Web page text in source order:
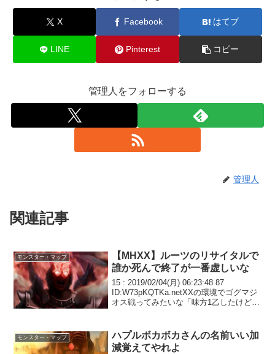
X Facebook はてブ
LINE Pinterest コピー
管理人をフォローする
管理人
関連記事
モンスター・マップ
【MHXX】ルーツのリサイタルで
誰か死んで終了が一番虚しいな
15 : 2019/02/04(月) 06:23:48.87
ID:W73pKQTKa.netXXの環境でゴグマジ
オス戦ってみたいな「味方1乙したけどだ
尽きましたゆ...
モンスター・マップ
ハプルボカボカさんの名前いい加
減覚えてやれよ